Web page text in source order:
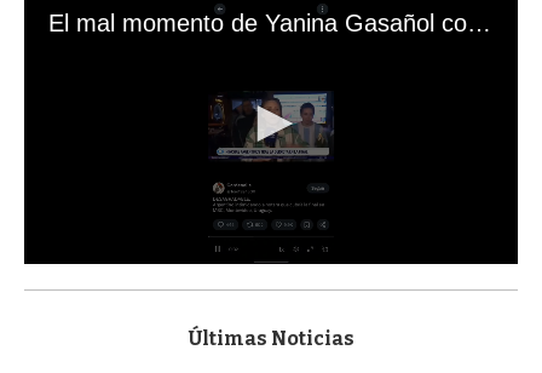
El mal momento de Yanina Gasañol con un hincha argentino en "Subrayado"
s
Últimas Noticias